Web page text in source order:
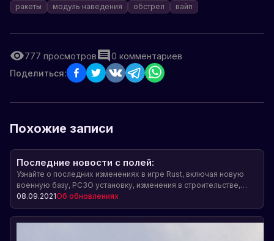
ракеты
модуль наведения обстрел вайп
777 просмотров 0 комментариев
Поделиться:
Похожие записи
Последние новости с полей:
Узнайте о последних изменениях в игре Rust, включая новую
военную базу, РСЗО установку, изменения в строительстве,
кемпер-машинах и многое другое!
08.09.2021Об обновлениях